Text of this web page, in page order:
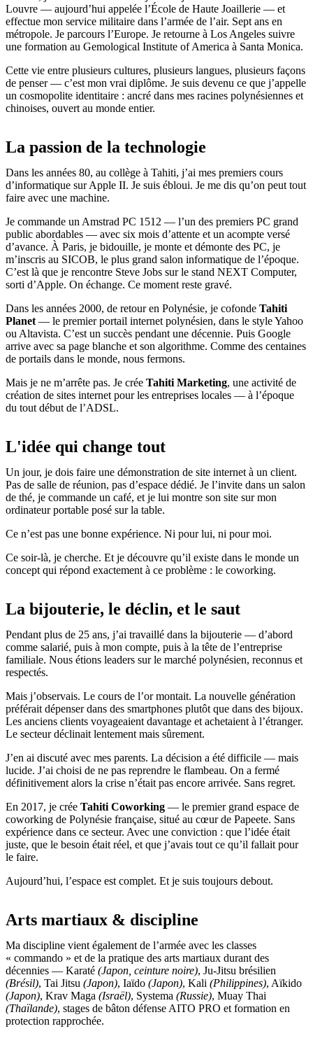
Louvre — aujourd’hui appelée l’École de Haute Joaillerie — et
effectue mon service militaire dans l’armée de l’air. Sept ans en
métropole. Je parcours l’Europe. Je retourne à Los Angeles suivre
une formation au Gemological Institute of America à Santa Monica.
Cette vie entre plusieurs cultures, plusieurs langues, plusieurs façons
de penser — c’est mon vrai diplôme. Je suis devenu ce que j’appelle
un cosmopolite identitaire : ancré dans mes racines polynésiennes et
chinoises, ouvert au monde entier.
La passion de la technologie
Dans les années 80, au collège à Tahiti, j’ai mes premiers cours
d’informatique sur Apple II. Je suis ébloui. Je me dis qu’on peut tout
faire avec une machine.
Je commande un Amstrad PC 1512 — l’un des premiers PC grand
public abordables — avec six mois d’attente et un acompte versé
d’avance. À Paris, je bidouille, je monte et démonte des PC, je
m’inscris au SICOB, le plus grand salon informatique de l’époque.
C’est là que je rencontre Steve Jobs sur le stand NEXT Computer,
sorti d’Apple. On échange. Ce moment reste gravé.
Dans les années 2000, de retour en Polynésie, je cofonde Tahiti
Planet — le premier portail internet polynésien, dans le style Yahoo
ou Altavista. C’est un succès pendant une décennie. Puis Google
arrive avec sa page blanche et son algorithme. Comme des centaines
de portails dans le monde, nous fermons.
Mais je ne m’arrête pas. Je crée Tahiti Marketing, une activité de
création de sites internet pour les entreprises locales — à l’époque
du tout début de l’ADSL.
L'idée qui change tout
Un jour, je dois faire une démonstration de site internet à un client.
Pas de salle de réunion, pas d’espace dédié. Je l’invite dans un salon
de thé, je commande un café, et je lui montre son site sur mon
ordinateur portable posé sur la table.
Ce n’est pas une bonne expérience. Ni pour lui, ni pour moi.
Ce soir-là, je cherche. Et je découvre qu’il existe dans le monde un
concept qui répond exactement à ce problème : le coworking.
La bijouterie, le déclin, et le saut
Pendant plus de 25 ans, j’ai travaillé dans la bijouterie — d’abord
comme salarié, puis à mon compte, puis à la tête de l’entreprise
familiale. Nous étions leaders sur le marché polynésien, reconnus et
respectés.
Mais j’observais. Le cours de l’or montait. La nouvelle génération
préférait dépenser dans des smartphones plutôt que dans des bijoux.
Les anciens clients voyageaient davantage et achetaient à l’étranger.
Le secteur déclinait lentement mais sûrement.
J’en ai discuté avec mes parents. La décision a été difficile — mais
lucide. J’ai choisi de ne pas reprendre le flambeau. On a fermé
définitivement alors la crise n’était pas encore arrivée. Sans regret.
En 2017, je crée Tahiti Coworking — le premier grand espace de
coworking de Polynésie française, situé au cœur de Papeete. Sans
expérience dans ce secteur. Avec une conviction : que l’idée était
juste, que le besoin était réel, et que j’avais tout ce qu’il fallait pour
le faire.
Aujourd’hui, l’espace est complet. Et je suis toujours debout.
Arts martiaux & discipline
Ma discipline vient également de l’armée avec les classes
« commando » et de la pratique des arts martiaux durant des
décennies — Karaté (Japon, ceinture noire), Ju-Jitsu brésilien
(Brésil), Tai Jitsu (Japon), Iaïdo (Japon), Kali (Philippines), Aïkido
(Japon), Krav Maga (Israël), Systema (Russie), Muay Thai
(Thaïlande), stages de bâton défense AITO PRO et formation en
protection rapprochée.